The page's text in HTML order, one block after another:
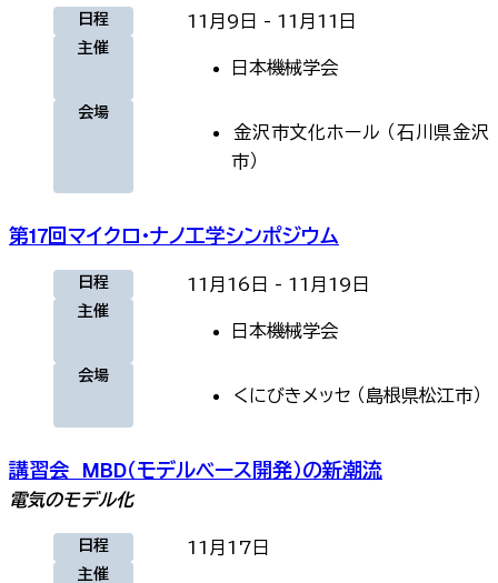
日程 11月9日 - 11月11日
主催
日本機械学会
会場
金沢市文化ホール （ 石川県金沢
市）
第17回マイクロ・ナノ工学シンポジウム
日程 11月16日 - 11月19日
主催
日本機械学会
会場
くにびきメッセ （ 島根県松江市）
講習会 MBD（モデルベース開発）の新潮流
電気のモデル化
日程 11月17日
主催